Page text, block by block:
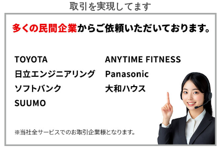
取引を実現してます